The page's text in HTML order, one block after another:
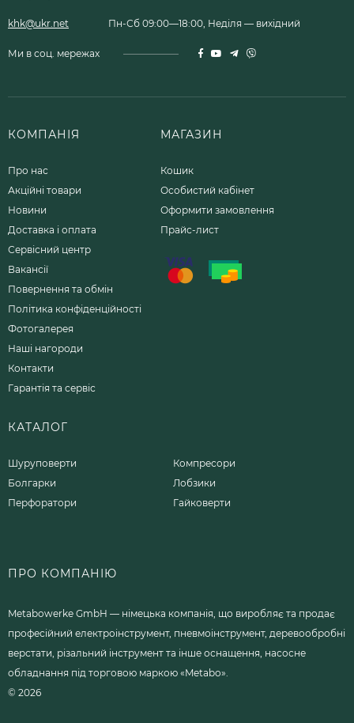
khk@ukr.net Пн-Сб 09:00—18:00, Неділя — вихідний
Ми в соц. мережах
КОМПАНІЯ
Про нас
Акційні товари
Новини
Доставка і оплата
Сервісний центр
Вакансії
Повернення та обмін
Політика конфіденційності
Фотогалерея
Наші нагороди
Контакти
Гарантія та сервіс
МАГАЗИН
Кошик
Особистий кабінет
Оформити замовлення
Прайс-лист
КАТАЛОГ
Шуруповерти
Болгарки
Перфоратори
Компресори
Лобзики
Гайковерти
ПРО КОМПАНІЮ
Metabowerke GmbH — німецька компанія, що виробляє та продає
професійний електроінструмент, пневмоінструмент, деревообробні
верстати, різальний інструмент та інше оснащення, насосне
обладнання під торговою маркою «Metabo».
© 2026